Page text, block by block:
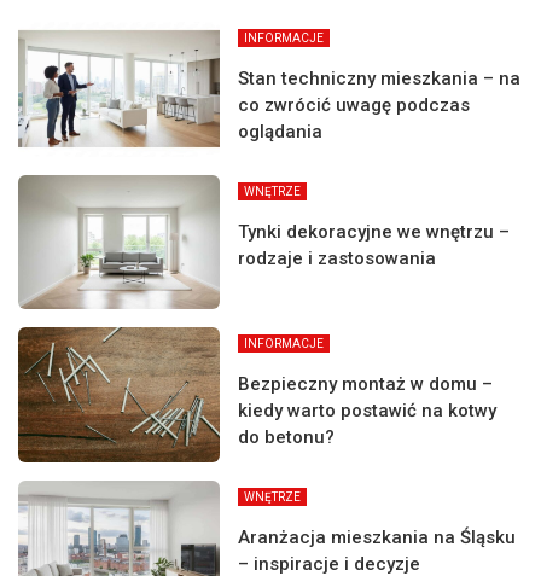
INFORMACJE
Stan techniczny mieszkania – na
co zwrócić uwagę podczas
oglądania
WNĘTRZE
Tynki dekoracyjne we wnętrzu –
rodzaje i zastosowania
INFORMACJE
Bezpieczny montaż w domu –
kiedy warto postawić na kotwy
do betonu?
WNĘTRZE
Aranżacja mieszkania na Śląsku
– inspiracje i decyzje